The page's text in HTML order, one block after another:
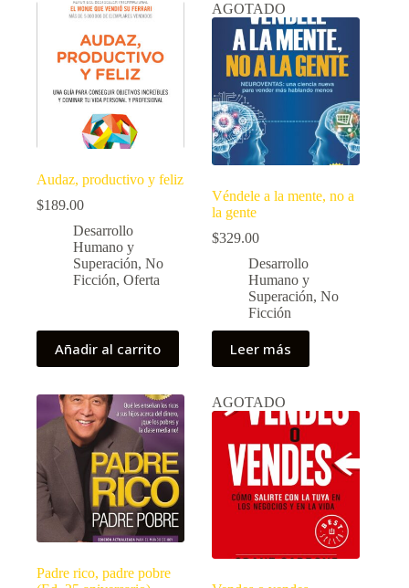
Audaz, productivo y feliz
$189.00
Desarrollo
Humano y
Superación, No
Ficción, Oferta
Añadir al carrito
AGOTADO
Véndele a la mente, no a
la gente
$329.00
Desarrollo
Humano y
Superación,No
Ficción
Leer más
Padre rico, padre pobre
AGOTADO